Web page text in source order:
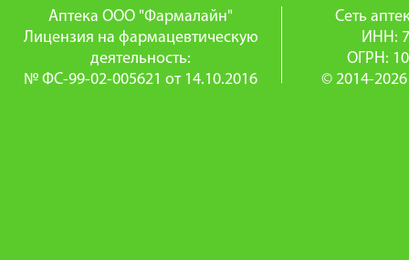
Аптека ООО "Фармалайн"
Лицензия на фармацевтическую
деятельность:
№ ФС-99-02-005621 от 14.10.2016
Сеть
ИНН:
ОГРН:
© 2014-